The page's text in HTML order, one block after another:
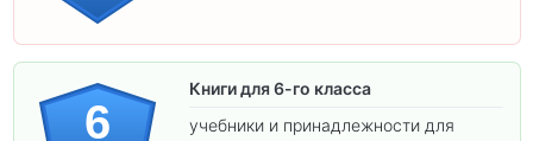
6
Книги для 6-го класса
учебники и принадлежности для